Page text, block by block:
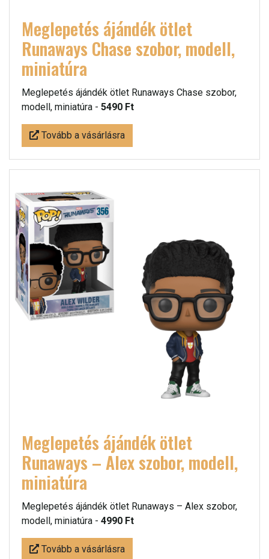
Meglepetés ájándék ötlet
Runaways Chase szobor, modell,
miniatúra
Meglepetés ájándék ötlet Runaways Chase szobor,
modell, miniatúra - 5490 Ft
Tovább a vásárlásra
Meglepetés ájándék ötlet
Runaways – Alex szobor, modell,
miniatúra
Meglepetés ájándék ötlet Runaways – Alex szobor,
modell, miniatúra - 4990 Ft
Tovább a vásárlásra